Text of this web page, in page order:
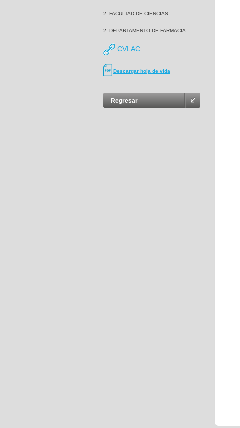
2- FACULTAD DE CIENCIAS
2- DEPARTAMENTO DE FARMACIA
CVLAC
Descargar hoja de vida
Regresar